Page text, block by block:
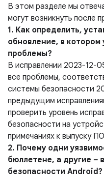
В этом разделе мы
могут возникнуть после
1. Как определить,
обновление, в
проблемы?
В исправлении 2023-12-
все проблемы,
системы безопасности
предыдущим
проверить уровень
безопасности на
примечаниях к выпуску
2. Почему одни
бюллетене, а другие –
безопасности Android?